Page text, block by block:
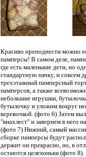
Красиво преподнести можно
памперсы! В самом деле,
где есть маленькие дети, но
стандартную пачку, и совсем
трехэтажный памперсный
памперсов, а также
небольшие игрушки,
бутылочку и уложим вокруг
веревочкой. (фото 6) Затем
"внахлест" и завернем в него
(фото 7) Нижний, самый
сборке памперсы будут
держит он прекрасно, но, в
остаются целехоньки (фото 8).